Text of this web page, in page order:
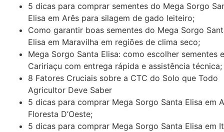
5 dicas para comprar sementes do Mega Sorgo
Elisa em Arês para silagem de gado leiteiro;
Como garantir boas sementes do Mega Sorgo
Elisa em Maravilha em regiões de clima seco;
Mega Sorgo Santa Elisa: como escolher sementes
Caririaçu com entrega rápida e assistência técnica;
8 Fatores Cruciais sobre a CTC do Solo que Todo
Agricultor Deve Saber
5 dicas para comprar Mega Sorgo Santa Elisa em
Floresta D’Oeste;
5 dicas para comprar Mega Sorgo Santa Elisa em